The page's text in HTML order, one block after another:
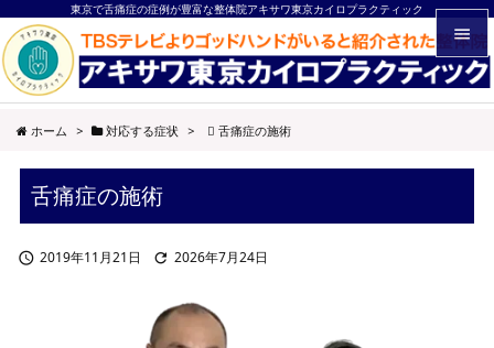
東京で舌痛症の症例が豊富な整体院アキサワ東京カイロプラクティック


メニュ
ホーム > 対応する症状 > 舌痛症の施術
舌痛症の施術
 2019年11月21日  2026年7月24日